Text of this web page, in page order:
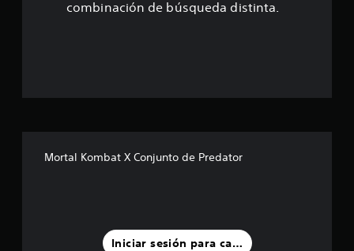
r
e
combinación de búsqueda distinta.
Mortal Kombat X Conjunto de Predator
Iniciar sesión para calificar